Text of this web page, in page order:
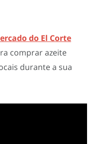
do El Corte
comprar azeite
durante a sua